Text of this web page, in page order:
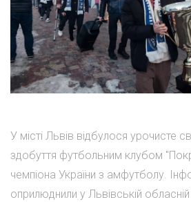
У місті Львів відбулося урочисте
здобуття футбольним клубом
чемпіона України з амфутболу.
оприлюднили у Львівській обласній